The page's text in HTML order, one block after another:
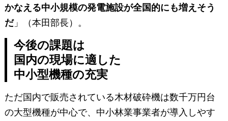
かなえる中小規模の発電施設が全国的にも増えそう
だ」（本田部長）。
今後の課題は
国内の現場に適した
中小型機種の充実
ただ国内で販売されている木材破砕機は数千万円台
の大型機種が中心で、中小林業事業者が導入しやす